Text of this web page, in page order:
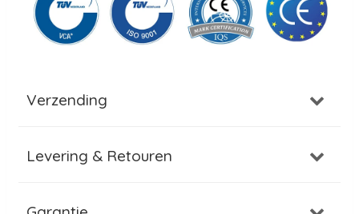
Verzending
Levering & Retouren